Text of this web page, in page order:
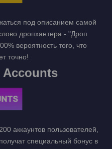
под описанием самой
дропхантера - "Дроп
вероятность того, что
точно!
Accounts
аккаунтов пользователей,
специальный бонус в